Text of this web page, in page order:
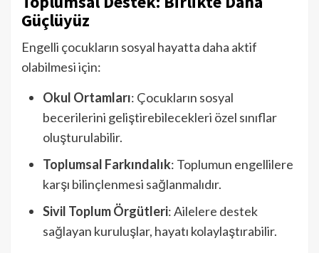
Güçlüyüz
Engelli çocukların sosyal hayatta daha aktif
olabilmesi için:
Okul Ortamları: Çocukların sosyal
becerilerini geliştirebilecekleri özel sınıflar
oluşturulabilir.
Toplumsal Farkındalık: Toplumun engellilere
karşı bilinçlenmesi sağlanmalıdır.
Sivil Toplum Örgütleri: Ailelere destek
sağlayan kuruluşlar, hayatı kolaylaştırabilir.